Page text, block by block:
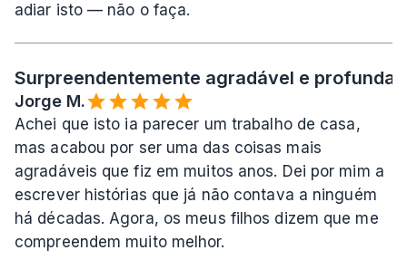
adiar isto — não o faça.
Surpreendentemente agradável e
Jorge M.
Achei que isto ia parecer um trabalho de casa,
mas acabou por ser uma das coisas mais
agradáveis que fiz em muitos anos. Dei por mim a
escrever histórias que já não contava a ninguém
há décadas. Agora, os meus filhos dizem que me
compreendem muito melhor.